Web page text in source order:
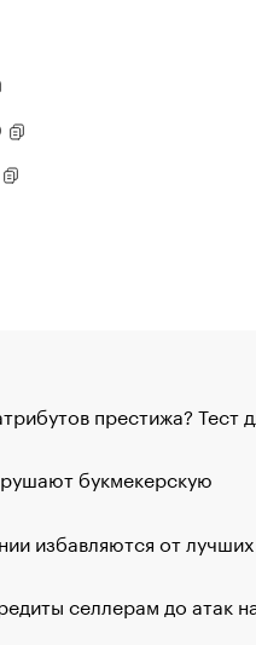
престижа? Тест
букмекерскую
избавляются от лучших
селлерам до атак